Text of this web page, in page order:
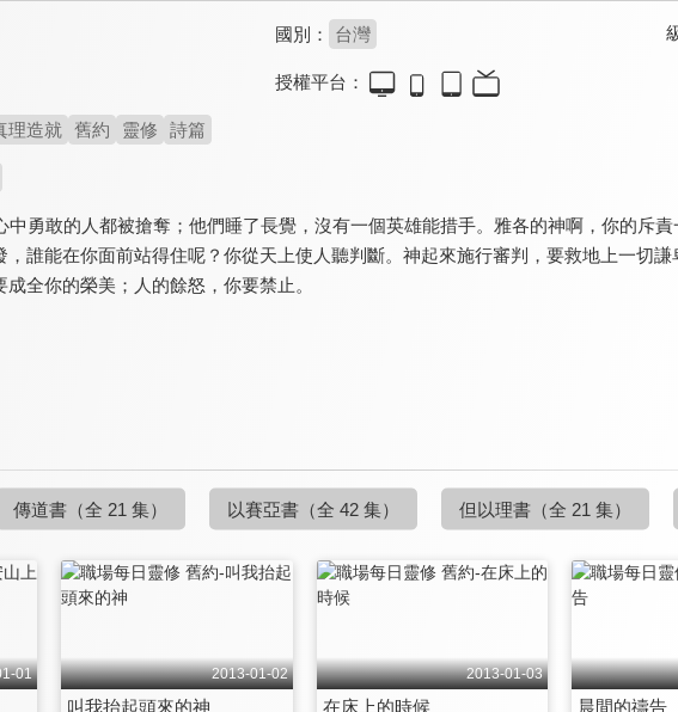
國別： 台灣
授權平台：
理造就 舊約 靈修 詩篇
中勇敢的人都被搶奪；他們睡了長覺，沒有一個英雄能措手。雅各的神啊，你的斥
，誰能在你面前站得住呢？你從天上使人聽判斷。神起來施行審判，要救地上一切
全你的榮美；人的餘怒，你要禁止。
傳道書 （全 21 集） 以賽亞書 （全 42 集） 但以理書 （全 21 集）
01 2013-01-02
叫我抬起頭來的神
2013-01-03
在床上的時候 晨間的禱告